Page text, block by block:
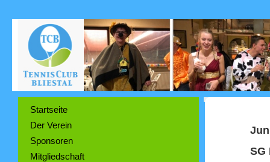
Startseite
Der Verein
Sponsoren
Mitgliedschaft
SG